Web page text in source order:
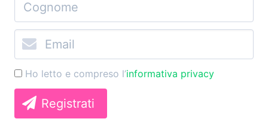
Ho letto e compreso l’informativa privacy
Registrati